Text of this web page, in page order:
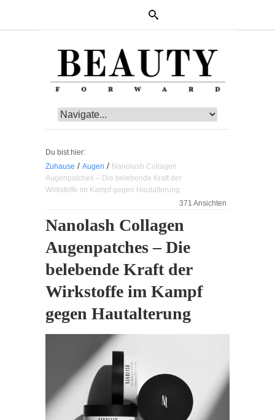
Du bist hier:
Zuhause / Augen / Nanolash Collagen
Augenpatches – Die belebende Kraft der
Wirkstoffe im Kampf gegen Hautalterung
371 Ansichten
Nanolash Collagen
Augenpatches – Die
belebende Kraft der
Wirkstoffe im Kampf
gegen Hautalterung